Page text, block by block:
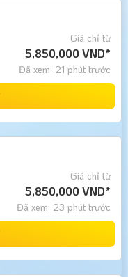
Giá chỉ từ
5,850,000 VND*
Đã xem: 21 phút trước
Giá chỉ từ
5,850,000 VND*
Đã xem: 23 phút trước